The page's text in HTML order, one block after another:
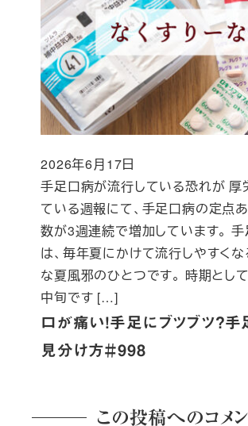
口が痛い！手足にブツブツ？
見分け方＃998
手足口病が流行している恐れが 厚
ている週報にて、手足口病の定点
数が3週連続で増加しています。
は、毎年夏にかけて流行しやすくな
な夏風邪のひとつです。 時期とし
中旬です […]
投稿日
2026年6月17日
この投稿へのコメン